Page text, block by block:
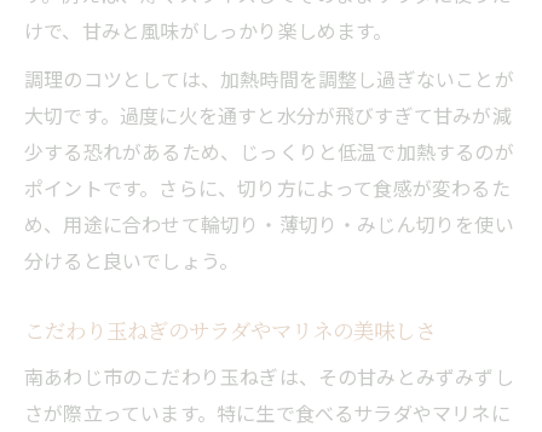
けで、甘みと風味がしっかり楽しめます。
調理のコツとしては、加熱時間を調整し過ぎないことが
大切です。過度に火を通すと水分が飛びすぎて甘みが減
少する恐れがあるため、じっくりと低温で加熱するのが
ポイントです。さらに、切り方によって食感が変わるた
め、用途に合わせて輪切り・薄切り・みじん切りを使い
分けると良いでしょう。
こだわり玉ねぎのサラダやマリネの美味しさ
南あわじ市のこだわり玉ねぎは、その甘みとみずみずし
さが際立っています。特に生で食べるサラダやマリネに